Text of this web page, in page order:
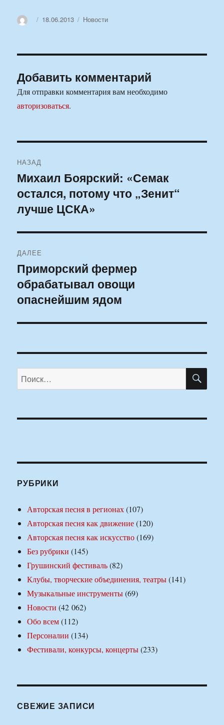
АвторОпубликовано
18.06.2013 Рубрики
Новости
Добавить комментарий
Для отправки комментария вам необходимо
авторизоваться.
по
записям
НАЗАД
Предыдущая
запись:
Михаил Боярский: «Семак
остался, потому что „Зенит“
лучше ЦСКА»
ДАЛЕЕ
Следующая
запись:
Приморский фермер
обрабатывал овощи
опаснейшим ядом
Искать:
РУБРИКИ
Авторская песня в регионах(107)
Авторская песня как движение(120)
Авторская песня как искусство(169)
Без рубрики (145)
Грушинский фестиваль(82)
Клубы, творческие объединения, театры(141)
Музыкальные инструменты(69)
Новости (42 062)
Обо всем(112)
Персоналии (134)
Фестивали, конкурсы, концерты(233)
СВЕЖИЕ ЗАПИСИ